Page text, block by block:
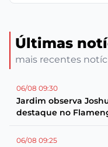
Últimas
mais recentes
06/08 09:30
Jardim observa
destaque no
06/08 09:25